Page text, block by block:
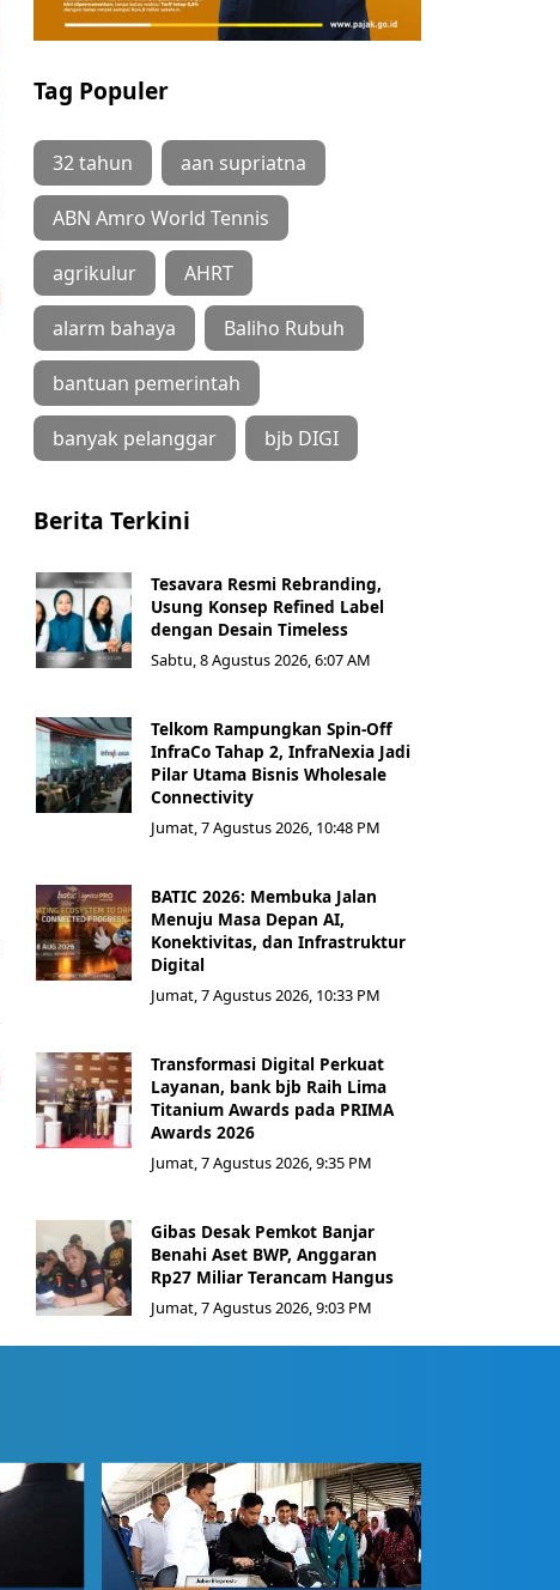
Tag Populer
32 tahun aan supriatna
ABN Amro World Tennis
agrikulur AHRT
alarm bahaya Baliho Rubuh
bantuan pemerintah
banyak pelanggar bjb DIGI
Berita Terkini
Tesavara Resmi Rebranding,
Usung Konsep Refined Label
dengan Desain Timeless
Sabtu, 8 Agustus 2026, 6:07 AM
Telkom Rampungkan Spin-Off
InfraCo Tahap 2, InfraNexia Jadi
Pilar Utama Bisnis Wholesale
Connectivity
Jumat, 7 Agustus 2026, 10:48 PM
BATIC 2026: Membuka Jalan
Menuju Masa Depan AI,
Konektivitas, dan Infrastruktur
Digital
Jumat, 7 Agustus 2026, 10:33 PM
Transformasi Digital Perkuat
Layanan, bank bjb Raih Lima
Titanium Awards pada PRIMA
Awards 2026
Jumat, 7 Agustus 2026, 9:35 PM
Gibas Desak Pemkot Banjar
Benahi Aset BWP, Anggaran
Rp27 Miliar Terancam Hangus
Jumat, 7 Agustus 2026, 9:03 PM